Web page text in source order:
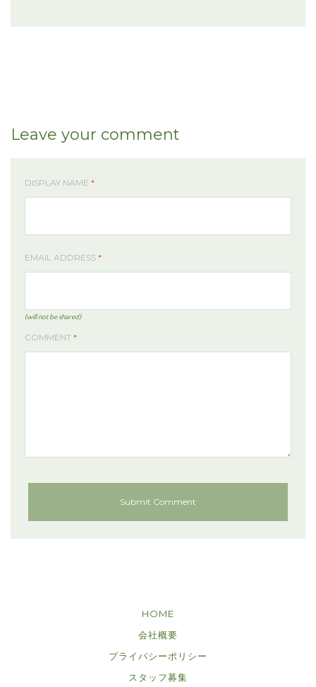
Leave your comment
DISPLAY NAME *
EMAIL ADDRESS *
(will not be shared)
COMMENT *
HOME
会社概要
プライバシーポリシー
スタッフ募集